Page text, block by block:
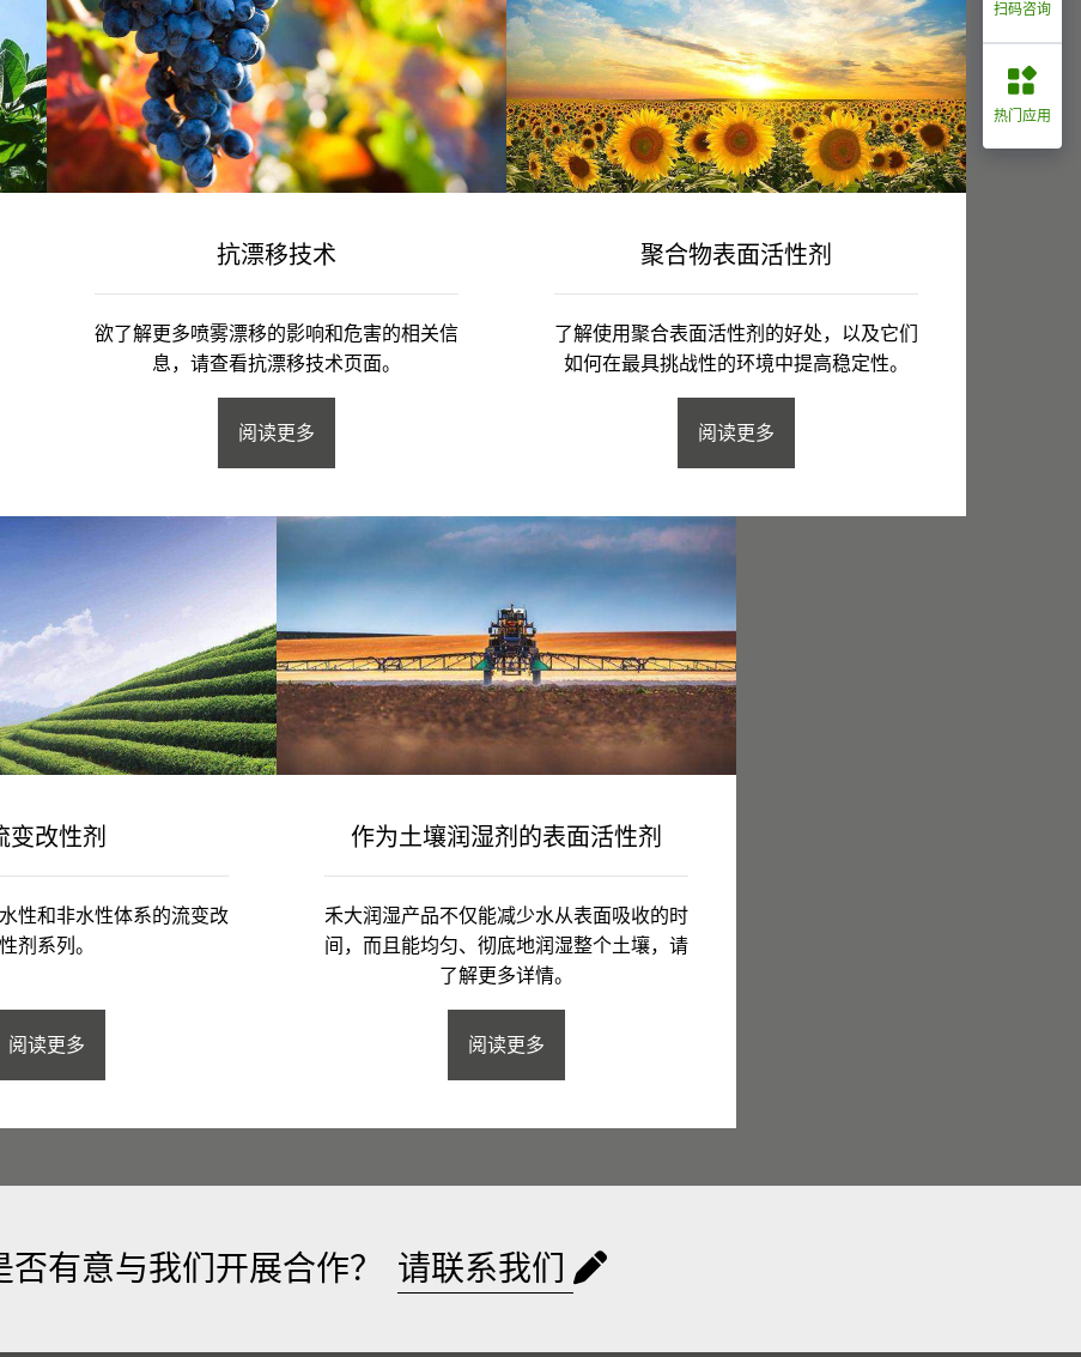
抗漂移技术
欲了解更多喷雾漂移的影响和危害的相关信
息，请查看抗漂移技术页面。
阅读更多
聚合物表面活性剂
了解使用聚合表面活性剂的好处，以及它们
如何在最具挑战性的环境中提高稳定性。
阅读更多
变改性剂
性和非水性体系的流变改
性剂系列。
阅读更多
作为土壤润湿剂的表面活性剂
禾大润湿产品不仅能减少水从表面吸收的时
间，而且能均匀、彻底地润湿整个土壤，请
了解更多详情。
阅读更多
否有意与我们开展合作？ 请联系我们
扫码咨询
热门应用